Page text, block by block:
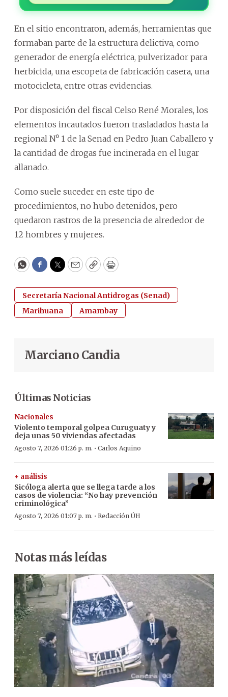
En el sitio encontraron, además, herramientas que
formaban parte de la estructura delictiva, como
generador de energía eléctrica, pulverizador para
herbicida, una escopeta de fabricación casera, una
motocicleta, entre otras evidencias.
Por disposición del fiscal Celso René Morales, los
elementos incautados fueron trasladados hasta la
regional N⁰ 1 de la Senad en Pedro Juan Caballero y
la cantidad de drogas fue incinerada en el lugar
allanado.
Como suele suceder en este tipo de
procedimientos, no hubo detenidos, pero
quedaron rastros de la presencia de alrededor de
12 hombres y mujeres.
WhatsApp
Facebook
Twitter
EmailCopyPrint
Secretaría Nacional Antidrogas (Senad)
Marihuana
Amambay
Marciano Candia
Últimas Noticias
Nacionales
Violento temporal golpea Curuguaty y
deja unas 50 viviendas afectadas
Agosto 7, 2026 01:26 p. m. · Carlos Aquino
+ análisis
Sicóloga alerta que se llega tarde a los
casos de violencia: “No hay prevención
criminológica”
Agosto 7, 2026 01:07 p. m. · Redacción ÚH
Notas más leídas